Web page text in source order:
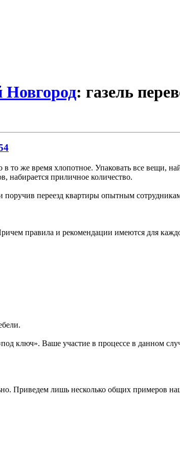
Новгород: газель
в то же время хлопотное. Упаковать все вещи,
набирается приличное количество.
поручив переезд квартиры опытным
правила и рекомендации имеются для
ключ». Ваше участие в процессе в данном
Приведем лишь несколько общих примеров